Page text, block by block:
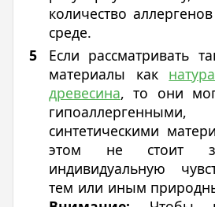
количество
среде.
Если рассматривать
материалы как
древесина, то они
синтетическими
этом не стоит
индивидуальную
тем или иным